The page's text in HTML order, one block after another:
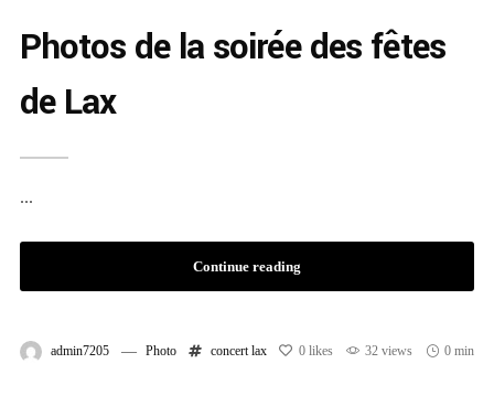
Photos de la soirée des fêtes
de Lax
...
Continue reading
admin7205 Photo concert lax 0 likes 32 views 0 min